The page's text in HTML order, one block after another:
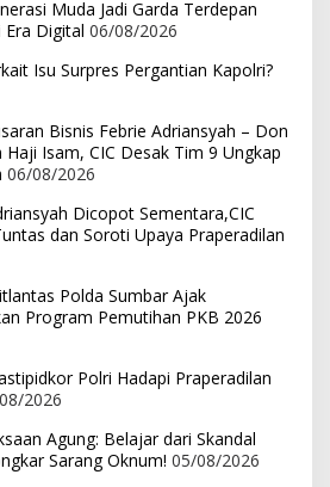
Muda Jadi Garda Terdepan
Digital 06/08/2026
Isu Surpres Pergantian Kapolri?
Bisnis Febrie Adriansyah – Don
Isam, CIC Desak Tim 9 Ungkap
06/08/2026
Dicopot Sementara,CIC
dan Soroti Upaya Praperadilan
Polda Sumbar Ajak
Program Pemutihan PKB 2026
Polri Hadapi Praperadilan
2026
Agung: Belajar dari Skandal
Sarang Oknum! 05/08/2026